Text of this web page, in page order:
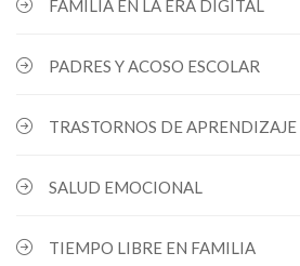
FAMILIA EN LA ERA DIGITAL
PADRES Y ACOSO ESCOLAR
TRASTORNOS DE APRENDIZAJE
SALUD EMOCIONAL
TIEMPO LIBRE EN FAMILIA